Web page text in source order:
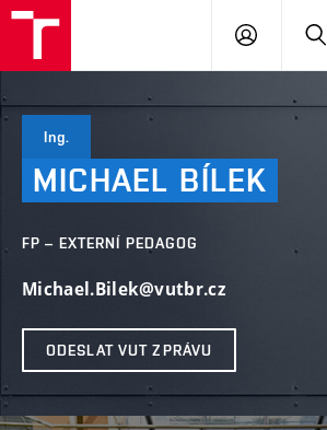
PŘIHLÁSIT
Ing.
MICHAEL BÍLEK
FP – EXTERNÍ PEDAGOG
Michael.Bilek@vutbr.cz
ODESLAT VUT ZPRÁVU